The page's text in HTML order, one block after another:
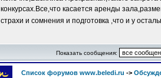
конкурсах.Все,что касается аренды
страхи и сомнения и подготовка ,что и у
Показать сообщения:
Список форумов www.beledi.ru ->